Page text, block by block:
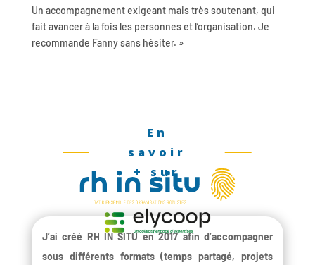
Un accompagnement exigeant mais très soutenant, qui
fait avancer à la fois les personnes et l’organisation. Je
recommande Fanny sans hésiter. »
En
savoir
+ sur
J’ai créé RH IN SITU en 2017 afin d’accompagner
sous différents formats (temps partagé, projets